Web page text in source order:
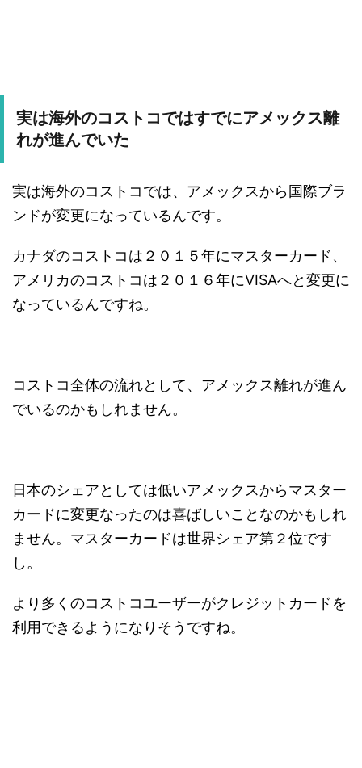
実は海外のコストコではすでにアメックス離
れが進んでいた
実は海外のコストコでは、アメックスから国際ブラ
ンドが変更になっているんです。
カナダのコストコは２０１５年にマスターカード、
アメリカのコストコは２０１６年にVISAへと変更に
なっているんですね。
コストコ全体の流れとして、アメックス離れが進ん
でいるのかもしれません。
日本のシェアとしては低いアメックスからマスター
カードに変更なったのは喜ばしいことなのかもしれ
ません。マスターカードは世界シェア第２位です
し。
より多くのコストコユーザーがクレジットカードを
利用できるようになりそうですね。